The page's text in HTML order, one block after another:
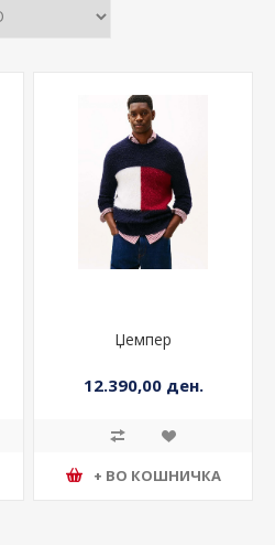
Џемпер
12.390,00 ден.
+ ВО КОШНИЧКА